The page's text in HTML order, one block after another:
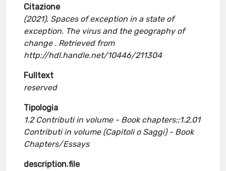
Citazione
(2021). Spaces of exception in a state of
exception. The virus and the geography of
change . Retrieved from
http://hdl.handle.net/10446/211304
Fulltext
reserved
Tipologia
1.2 Contributi in volume - Book chapters::1.2.01
Contributi in volume (Capitoli o Saggi) - Book
Chapters/Essays
description.file